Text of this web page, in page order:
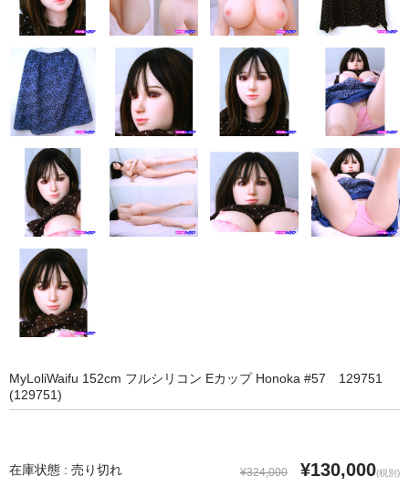
パーフェクトボディ
AXB DOLL
NF DOLL
Lexenjoy
SM Doll
Qita Doll
POdoll
HANI DOLL
CRYSTAL DOLL
Rabudoll
qmmy
MyLoliWaifu 152cm フルシリコン Eカップ Honoka #57 129751
(129751)
在庫状態 : 売り切れ ¥324,000 ¥130,000(税別)